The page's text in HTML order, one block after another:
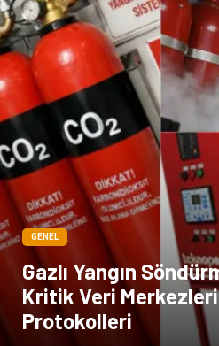
GENEL
Gazlı Yangın
Kritik Veri
Protokolleri